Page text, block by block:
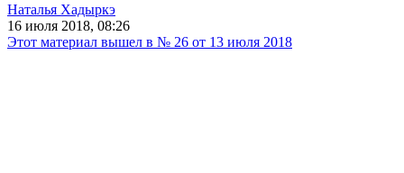
Наталья Хадыркэ
16 июля 2018, 08:26
Этот материал вышел в № 26 от 13 июля 2018